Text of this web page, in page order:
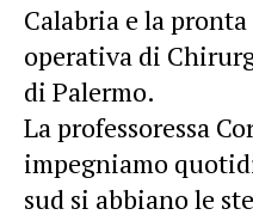
Calabria e la
operativa di
di Palermo.
La professoressa
impegniamo
sud si abbiano le